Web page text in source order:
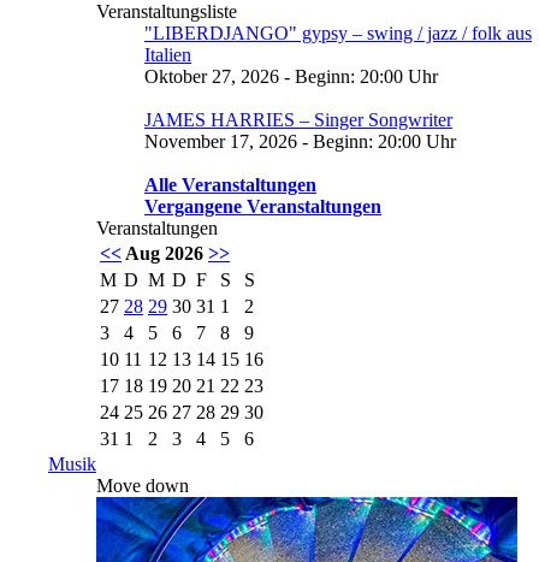
Veranstaltungsliste
"LIBERDJANGO" gypsy – swing / jazz / folk aus
Italien
Oktober 27, 2026 - Beginn: 20:00 Uhr
JAMES HARRIES – Singer Songwriter
November 17, 2026 - Beginn: 20:00 Uhr
Alle Veranstaltungen
Vergangene Veranstaltungen
Veranstaltungen
<< Aug 2026 >>
M D M D F S
S
27 28 29 30 31 1
2
3
4 5 6 7 8
9
10 11 12 13 14 15 16
17 18 19 20 21 22 23
24 25 26 27 28 29 30
31 1 2 3 4 5
6
Musik
Move down